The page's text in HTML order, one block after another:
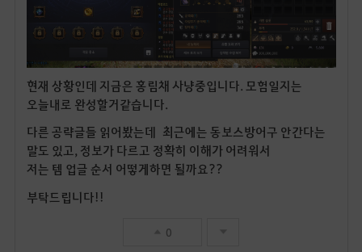
현재 상황인데 지금은 홍림채 사냥중입니다. 모험일지는
오늘내로 완성할거같습니다.
다른 공략글들 읽어봤는데 최근에는 동보스방어구 안간다는
말도 있고, 정보가 다르고 정확히 이해가 어려워서
저는 템 업글 순서 어떻게하면 될까요??
부탁드립니다!!
0